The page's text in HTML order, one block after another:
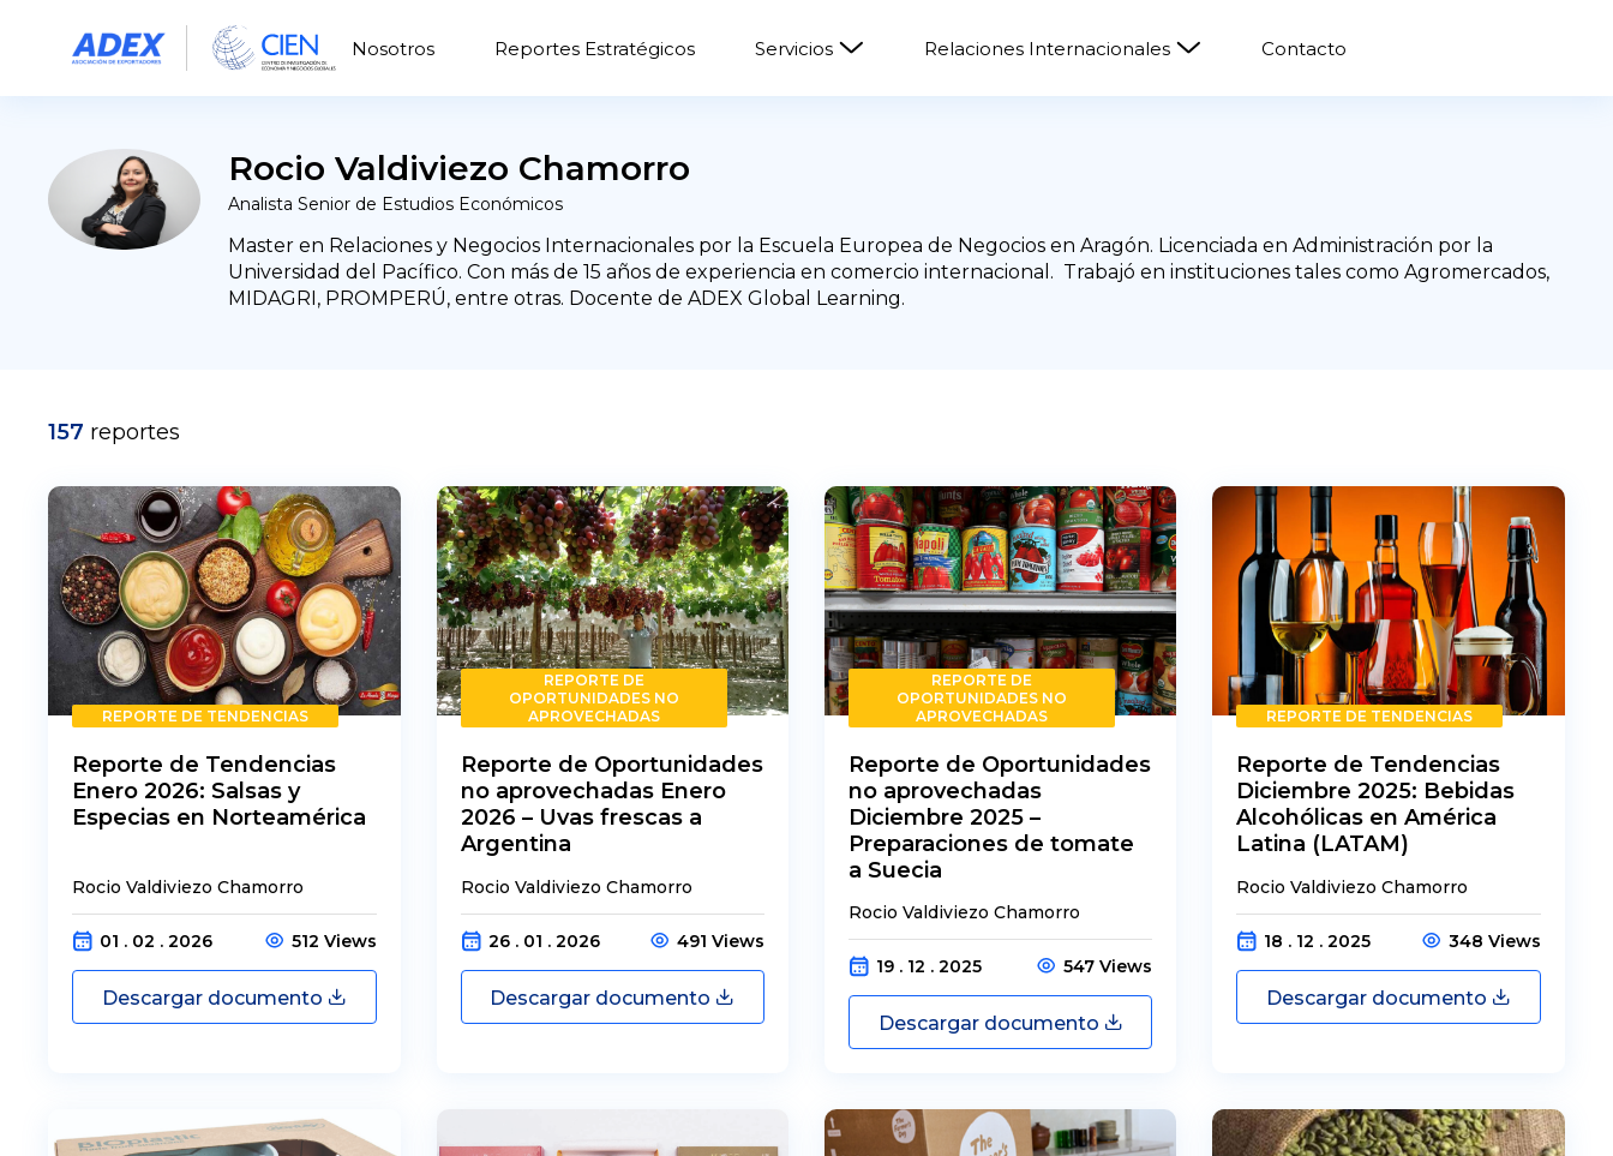
Nosotros Reportes Estratégicos Servicios Relaciones Internacionales Contacto
Rocio Valdiviezo Chamorro
Analista Senior de Estudios Económicos
Master en Relaciones y Negocios Internacionales por la Escuela Europea de Negocios en Aragón. Licenciada en Administración por la
Universidad del Pacífico. Con más de 15 años de experiencia en comercio internacional. Trabajó en instituciones tales como Agromercados,
MIDAGRI, PROMPERÚ, entre otras. Docente de ADEX Global Learning.
157 reportes
REPORTE DE TENDENCIAS
Reporte de Tendencias
Enero 2026: Salsas y
Especias en Norteamérica
Rocio Valdiviezo Chamorro
01 . 02 . 2026 512 Views
Descargar documento
REPORTE DE
OPORTUNIDADES NO
APROVECHADAS
Reporte de Oportunidades
no aprovechadas Enero
2026 – Uvas frescas a
Argentina
Rocio Valdiviezo Chamorro
26 . 01 . 2026 491 Views
Descargar documento
REPORTE DE
OPORTUNIDADES NO
APROVECHADAS
Reporte de Oportunidades
no aprovechadas
Diciembre 2025 –
Preparaciones de tomate
a Suecia
Rocio Valdiviezo Chamorro
19 . 12 . 2025 547 Views
Descargar documento
REPORTE DE TENDENCIAS
Reporte de Tendencias
Diciembre 2025: Bebidas
Alcohólicas en América
Latina (LATAM)
Rocio Valdiviezo Chamorro
18 . 12 . 2025 348 Views
Descargar documento